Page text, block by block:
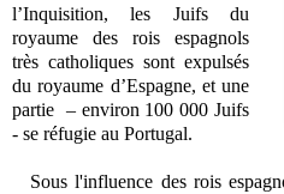
l’Inquisition, les Juifs du
royaume des rois espagnols
très catholiques sont expulsés
du royaume d’Espagne, et une
partie – environ 100 000 Juifs
- se réfugie au Portugal.
Sous l'influence des rois